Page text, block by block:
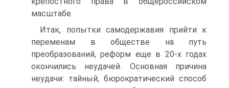
масштабе.
Итак, попытки самодержавия прийти к
переменам в обществе на путь
преобразований, реформ еще в 20-х годах
окончились неудачей. Основная причина
неудачи: тайный, бюрократический способ